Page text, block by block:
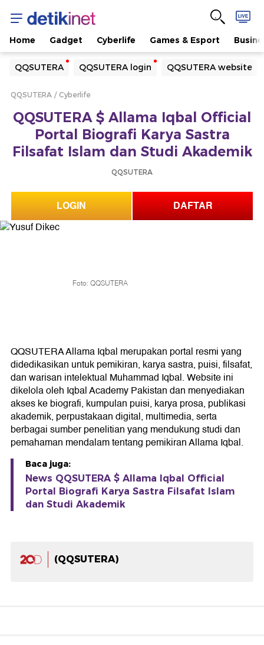
Home Gadget Cyberlife Games & Esport
QQSUTERA QQSUTERA login QQSUTERA website
Yang sedang ramai dicari
Loading...
Loading...
QQSUTERA Cyberlife
QQSUTERA $ Allama Iqbal Official
Portal Biografi Karya Sastra
Filsafat Islam dan Studi Akademik
QQSUTERA
LOGIN DAFTAR
Foto: QQSUTERA
QQSUTERA Allama Iqbal merupakan portal resmi yang
didedikasikan untuk pemikiran, karya sastra, puisi, filsafat,
dan warisan intelektual Muhammad Iqbal. Website ini
dikelola oleh Iqbal Academy Pakistan dan menyediakan
akses ke biografi, kumpulan puisi, karya prosa, publikasi
akademik, perpustakaan digital, multimedia, serta
berbagai sumber penelitian yang mendukung studi dan
pemahaman mendalam tentang pemikiran Allama Iqbal.
Baca juga:
News QQSUTERA $ Allama Iqbal Official
Portal Biografi Karya Sastra Filsafat Islam
dan Studi Akademik
(QQSUTERA)